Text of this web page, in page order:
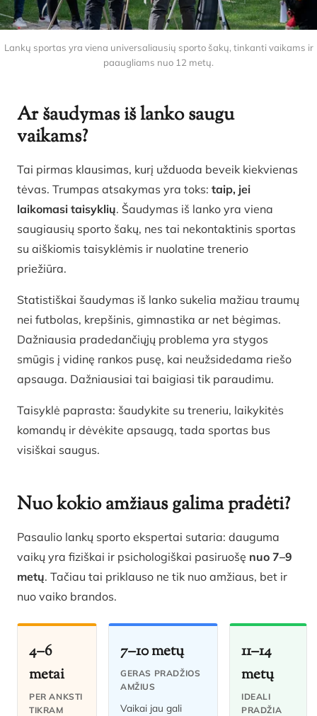
Lankų sportas yra viena universaliausių sporto šakų, tinkanti vaikams ir
paaugliams nuo 12 metų.
Ar šaudymas iš lanko saugu
vaikams?
Tai pirmas klausimas, kurį užduoda beveik kiekvienas
tėvas. Trumpas atsakymas yra toks: taip, jei
laikomasi taisyklių. Šaudymas iš lanko yra viena
saugiausių sporto šakų, nes tai nekontaktinis sportas
su aiškiomis taisyklėmis ir nuolatine trenerio
priežiūra.
Statistiškai šaudymas iš lanko sukelia mažiau traumų
nei futbolas, krepšinis, gimnastika ar net bėgimas.
Dažniausia pradedančiųjų problema yra stygos
smūgis į vidinę rankos pusę, kai neužsidedama riešo
apsauga. Dažniausiai tai baigiasi tik paraudimu.
Taisyklė paprasta: šaudykite su treneriu, laikykitės
komandų ir dėvėkite apsaugą, tada sportas bus
visiškai saugus.
Nuo kokio amžiaus galima pradėti?
Pasaulio lankų sporto ekspertai sutaria: dauguma
vaikų yra fiziškai ir psichologiškai pasiruošę nuo 7–9
metų. Tačiau tai priklauso ne tik nuo amžiaus, bet ir
nuo vaiko brandos.
4–6
metai
PER ANKSTI
TIKRAM
7–10 metų
GERAS PRADŽIOS
AMŽIUS
Vaikai jau gali
11–14
metų
IDEALI
PRADŽIA